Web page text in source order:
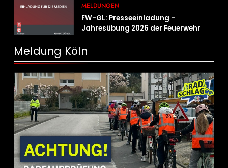
MELDUNGEN
FW-GL: Presseeinladung –
Jahresübung 2026 der Feuerwehr
Meldung Köln